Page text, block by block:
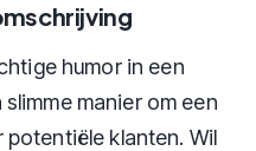
humor in een
manier om een
klanten. Wil